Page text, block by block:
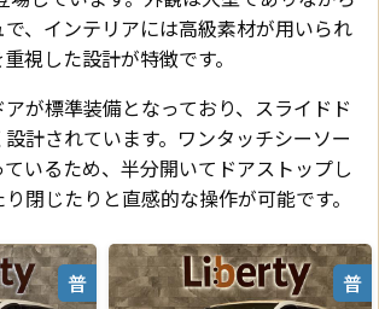
、インテリアには高級素材が用いられ
視した設計が特徴です。
が標準装備となっており、スライドド
計されています。ワンタッチシーソー
いるため、半分開いてドアストップし
閉じたりと直感的な操作が可能です。
普 普